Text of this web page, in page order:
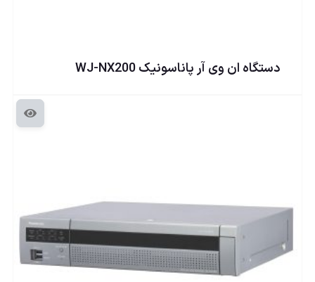
دستگاه ان وی آر پاناسونيک WJ-NX200